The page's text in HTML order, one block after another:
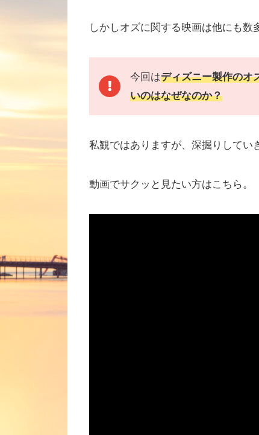
しかしオズに関する映画は他にも数
今回はディズニー製作のオ
いのはなぜなのか？
私観ではありますが、深掘りしてい
動画でサクッと見たい方はこちら。